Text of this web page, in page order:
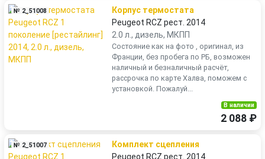
№ 2_51008
Корпус термостата
Peugeot RCZ рест. 2014
2.0 л., дизель, МКПП
Состояние как на фото , оригинал, из
Франции, без пробега по РБ, возможен
наличный и безналичный расчёт,
рассрочка по карте Халва, поможем с
установкой. Пожалуй...
В наличии
2 088 ₽
№ 2_51007
Комплект сцепления
Peugeot RCZ рест. 2014